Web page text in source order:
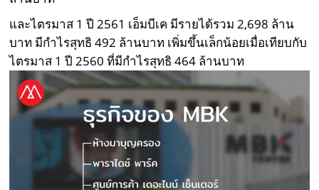
และไตรมาส 1 ปี 2561 เอ็มบีเค มีรายได้รวม 2,698 ล้าน
บาท มีกำไรสุทธิ 492 ล้านบาท เพิ่มขึ้นเล็กน้อยเมื่อเทียบกับ
ไตรมาส 1 ปี 2560 ที่มีกำไรสุทธิ 464 ล้านบาท